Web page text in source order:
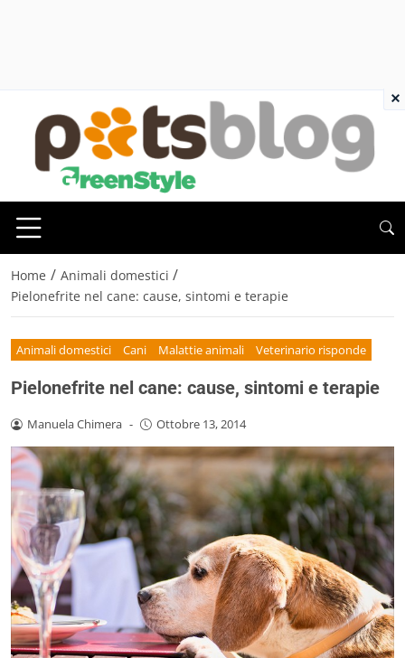
Home / Animali domestici /
Pielonefrite nel cane: cause, sintomi e terapie
Animali domestici Cani Malattie animali Veterinario risponde
Pielonefrite nel cane: cause, sintomi e terapie
Manuela Chimera - Ottobre 13, 2014
×